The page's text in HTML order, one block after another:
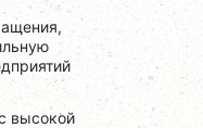
высокой